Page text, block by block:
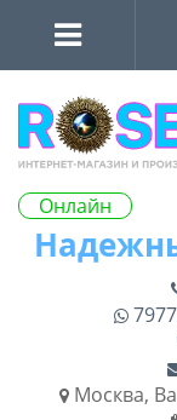
Онлайн
Москва,